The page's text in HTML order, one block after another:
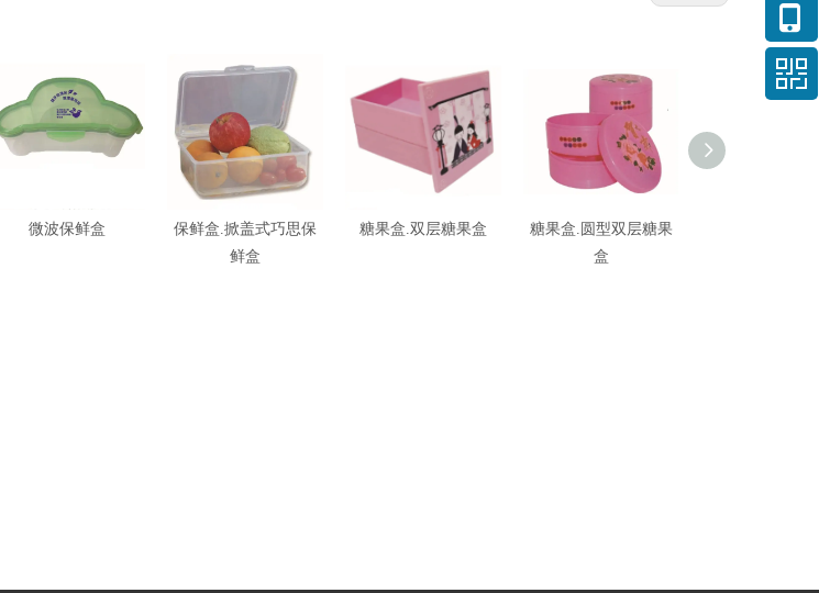
微波保鲜盒
保鲜盒.掀盖式巧思保
鲜盒
糖果盒.双层糖果盒
糖果盒.圆型双层糖果
盒